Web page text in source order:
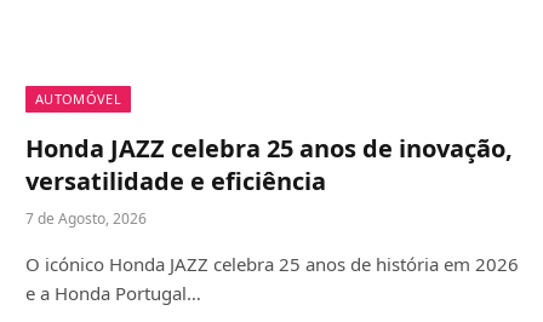
AUTOMÓVEL
Honda JAZZ celebra 25 anos de inovação,
versatilidade e eficiência
7 de Agosto, 2026
O icónico Honda JAZZ celebra 25 anos de história em 2026
e a Honda Portugal…